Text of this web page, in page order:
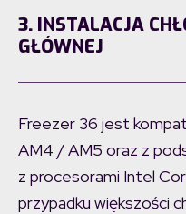
3. INSTALACJA
GŁÓWNEJ
Freezer 36 jest
AM4 / AM5 oraz z
z procesorami Intel
przypadku większości